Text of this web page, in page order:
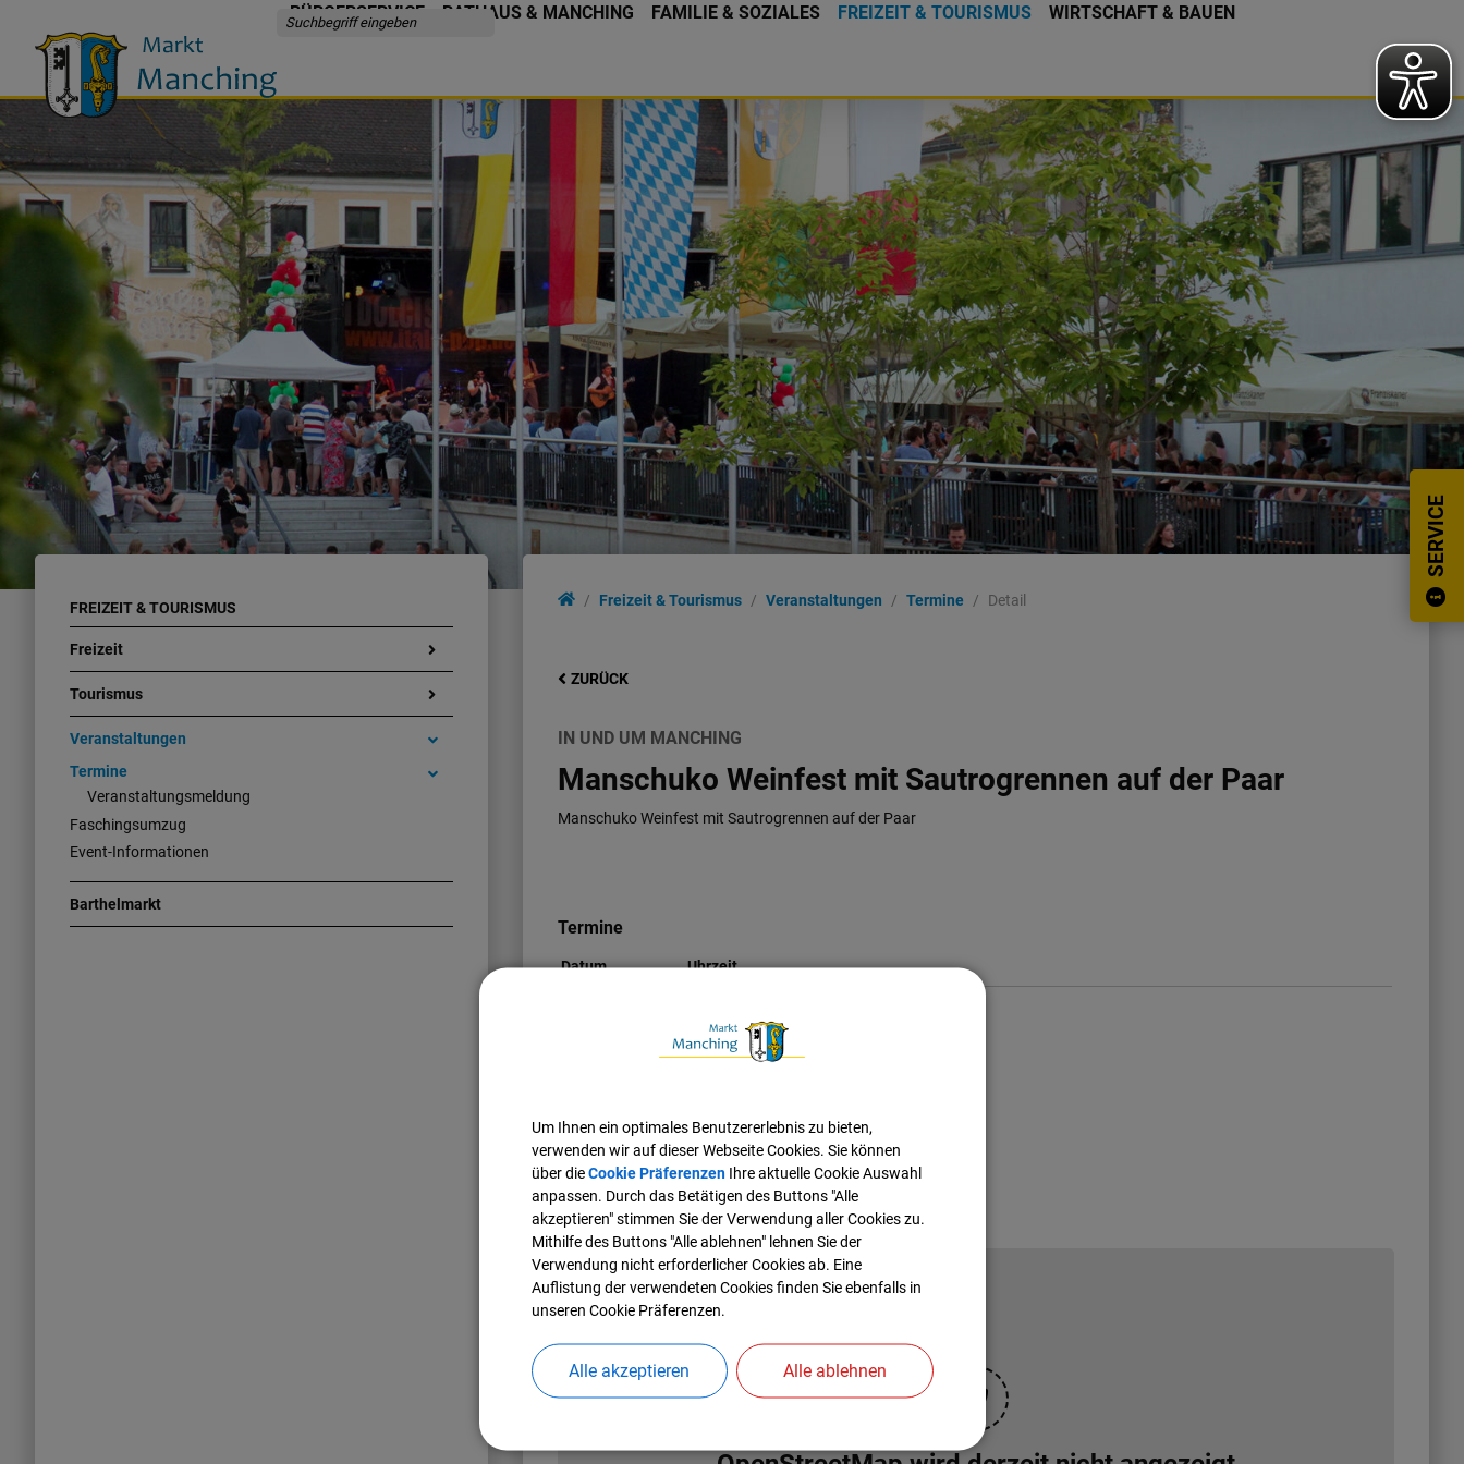
BÜRGERSERVICE RATHAUS & MANCHING FAMILIE & SOZIALES FREIZEIT & TOURISMUS WIRTSCHAFT & BAUEN
SERVICE
FREIZEIT & TOURISMUS
Freizeit
Tourismus
Veranstaltungen
Termine
Veranstaltungsmeldung
Faschingsumzug
Event-Informationen
Barthelmarkt
Freizeit & Tourismus Veranstaltungen Termine Detail
ZURÜCK
IN UND UM MANCHING
Manschuko Weinfest mit Sautrogrennen auf der Paar
Manschuko Weinfest mit Sautrogrennen auf der Paar
Termine
Datum Uhrzeit
Veranstaltungsort
Veranstalter
Faschingsgesellschaft Manschuko
85074 Manching, Postfach 1268
Um Ihnen ein optimales Benutzererlebnis zu bieten,
verwenden wir auf dieser Webseite Cookies. Sie können
über dieCookie PräferenzenIhre aktuelle Cookie Auswahl
anpassen. Durch das Betätigen des Buttons "Alle
akzeptieren" stimmen Sie der Verwendung aller Cookies zu.
Mithilfe des Buttons "Alle ablehnen" lehnen Sie der
Verwendung nicht erforderlicher Cookies ab. Eine
Auflistung der verwendeten Cookies finden Sie ebenfalls in
unseren Cookie Präferenzen.
Alle akzeptieren Alle ablehnen